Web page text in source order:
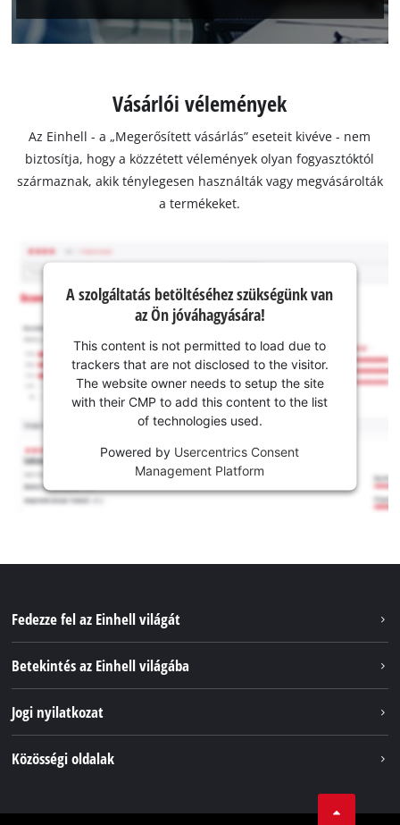
Vásárlói vélemények
Az Einhell - a „Megerősített vásárlás” eseteit kivéve - nem
biztosítja, hogy a közzétett vélemények olyan fogyasztóktól
származnak, akik ténylegesen használták vagy megvásárolták
a termékeket.
A szolgáltatás betöltéséhez szükségünk van
az Ön jóváhagyására!
This content is not permitted to load due to
trackers that are not disclosed to the visitor.
The website owner needs to setup the site
with their CMP to add this content to the list
of technologies used.
Powered by Usercentrics Consent
Management Platform
Fedezze fel az Einhell világát
Betekintés az Einhell világába
Az Einhell világszerte
Jogi nyilatkozat
Közösségi oldalak